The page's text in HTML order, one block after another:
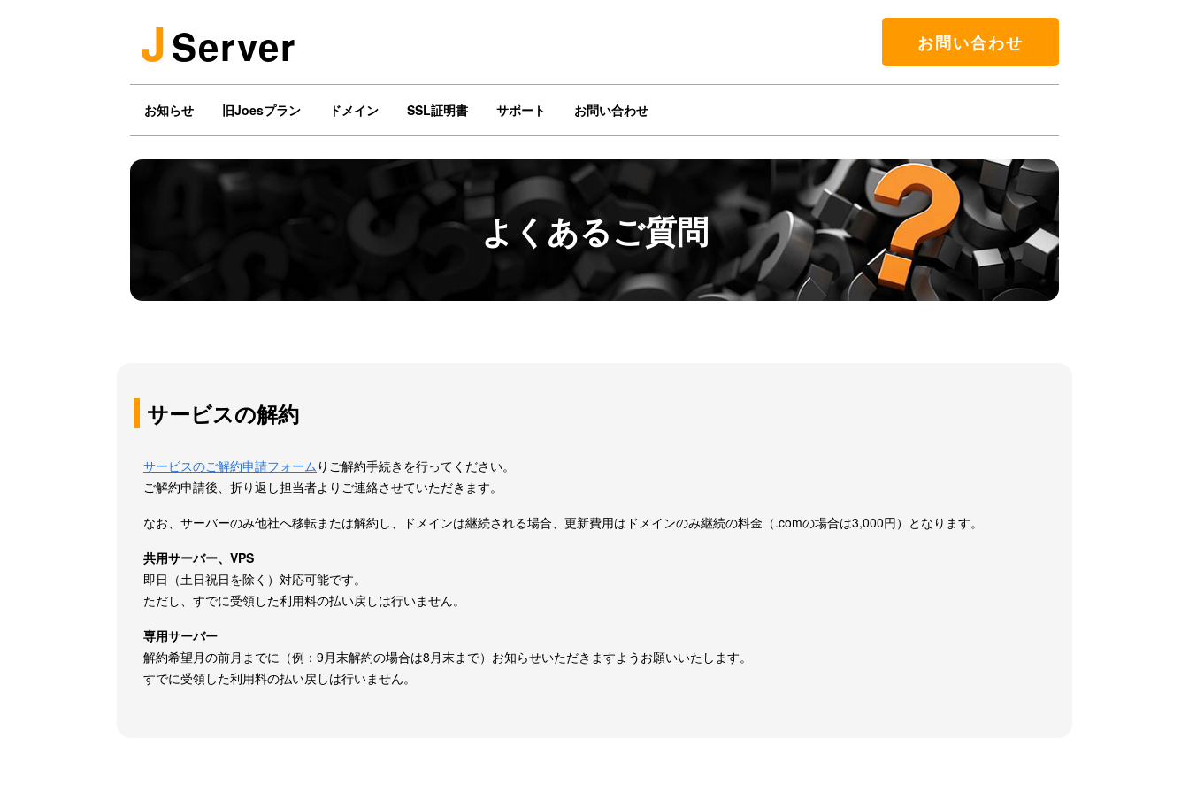
JServer お問い合わせ
お知らせ 旧Joesプラン ドメイン SSL証明書 サポート お問い合わせ
よくあるご質問
サービスの解約
サービスのご解約申請フォーム りご解約手続きを行ってください。
ご解約申請後、折り返し担当者よりご連絡させていただきます。
なお、サーバーのみ他社へ移転または解約し、ドメインは継続される場合、更新費用はドメインのみ継続の料金（.comの場合は3,000円）となります。
共用サーバー、VPS
即日（土日祝日を除く）対応可能です。
ただし、すでに受領した利用料の払い戻しは行いません。
専用サーバー
解約希望月の前月までに（例：9月末解約の場合は8月末まで）お知らせいただきますようお願いいたします。
すでに受領した利用料の払い戻しは行いません。